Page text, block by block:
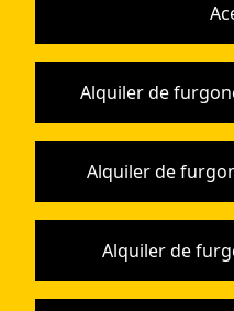
Alquiler de
Alquiler de
Alquiler de